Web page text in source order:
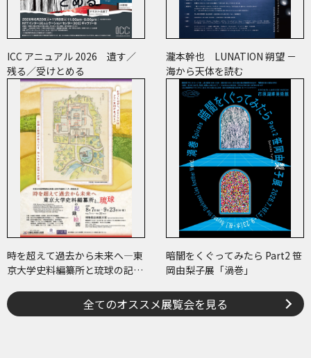
ICC アニュアル 2026 遺す／
残る／受けとめる
瀧本幹也 LUNATION 朔望 －
海から天体を読む
時を超えて過去から未来へ―東
京大学史料編纂所と琉球の記
暗闇をくぐってみたら Part2 笹
岡由梨子展「渦巻」
全てのオススメ展覧会を見る